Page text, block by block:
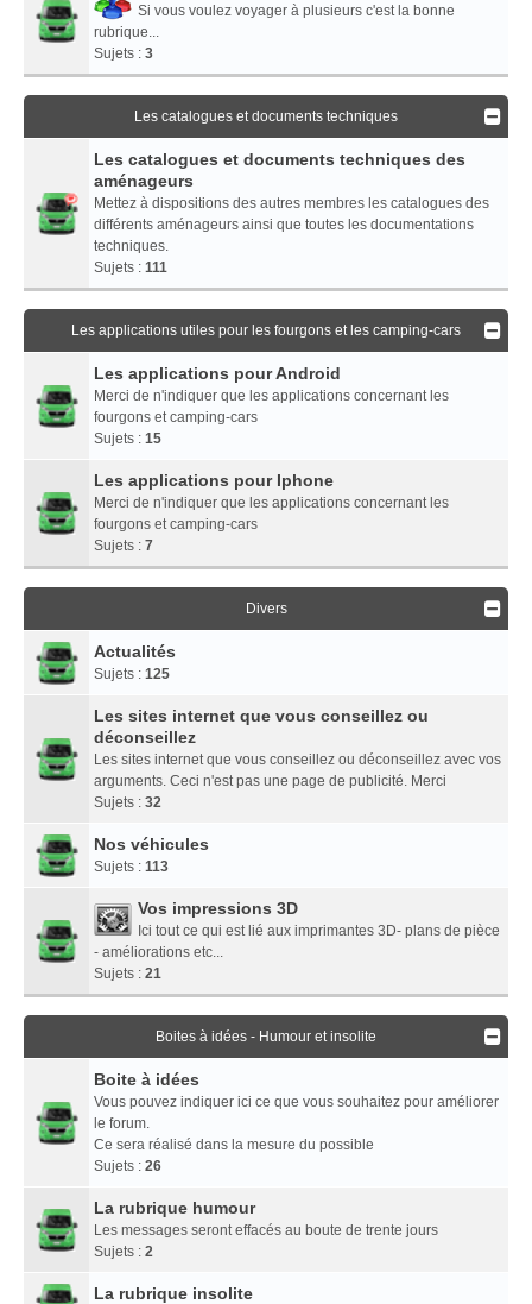
Si vous voulez voyager à plusieurs c'est la bonne
rubrique...
Sujets : 3
Les catalogues et documents techniques
Les catalogues et documents techniques des
aménageurs
Mettez à dispositions des autres membres les catalogues des
différents aménageurs ainsi que toutes les documentations
techniques.
Sujets : 111
Les applications utiles pour les fourgons et les camping-cars
Les applications pour Android
Merci de n'indiquer que les applications concernant les
fourgons et camping-cars
Sujets : 15
Les applications pour Iphone
Merci de n'indiquer que les applications concernant les
fourgons et camping-cars
Sujets : 7
Divers
Actualités
Sujets : 125
Les sites internet que vous conseillez ou
déconseillez
Les sites internet que vous conseillez ou déconseillez avec vos
arguments. Ceci n'est pas une page de publicité. Merci
Sujets : 32
Nos véhicules
Sujets : 113
Vos impressions 3D
Ici tout ce qui est lié aux imprimantes 3D- plans de pièce
- améliorations etc...
Sujets : 21
Boites à idées - Humour et insolite
Boite à idées
Vous pouvez indiquer ici ce que vous souhaitez pour améliorer
le forum.
Ce sera réalisé dans la mesure du possible
Sujets : 26
La rubrique humour
Les messages seront effacés au boute de trente jours
Sujets : 2
La rubrique insolite